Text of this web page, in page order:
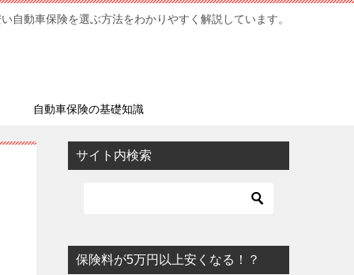
自動車保険を選ぶ方法をわかりやすく解説しています。
自動車保険の基礎知識
サイト内検索
保険料が5万円以上安くなる！？